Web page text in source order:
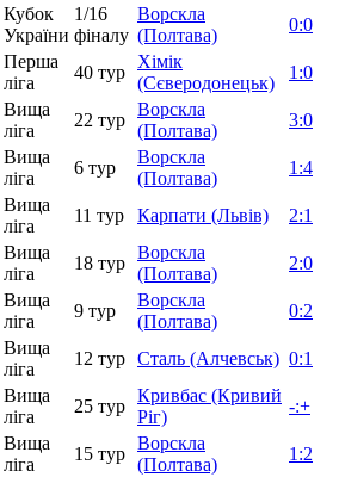
Кубок
України
1/16
фіналу
Ворскла
(Полтава)
0:0
Перша
ліга
40 тур
Хімік
(Сєверодонецьк)
1:0
Вища
ліга
22 тур
Ворскла
(Полтава)
3:0
Вища
ліга
6 тур
Ворскла
(Полтава)
1:4
Вища
ліга
11 тур Карпати (Львів) 2:1
Вища
ліга
18 тур
Ворскла
(Полтава)
2:0
Вища
ліга
9 тур
Ворскла
(Полтава)
0:2
Вища
ліга
12 тур Сталь (Алчевськ) 0:1
Вища
ліга
25 тур
Кривбас (Кривий
Ріг)
-:+
Вища
ліга
15 тур
Ворскла
(Полтава)
1:2